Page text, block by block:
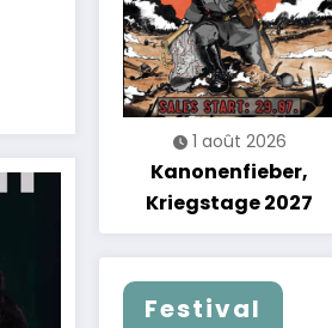
découvertes et
énergie reggae
1 août 2026
Kanonenfieber,
Kriegstage 2027
Festival